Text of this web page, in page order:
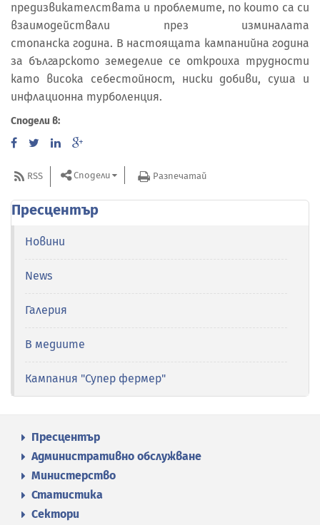
предизвикателствата и проблемите, по които са си
взаимодействали през изминалата
стопанска година. В настоящата кампанийна година
за българското земеделие се откроиха трудности
като висока себестойност, ниски добиви, суша и
инфлационна турболенция.
Сподели в:
RSS Сподели Разпечатай
Пресцентър
Новини
News
Галерия
В медиите
Кампания "Супер фермер"
Пресцентър
Административно обслужване
Министерство
Статистика
Сектори